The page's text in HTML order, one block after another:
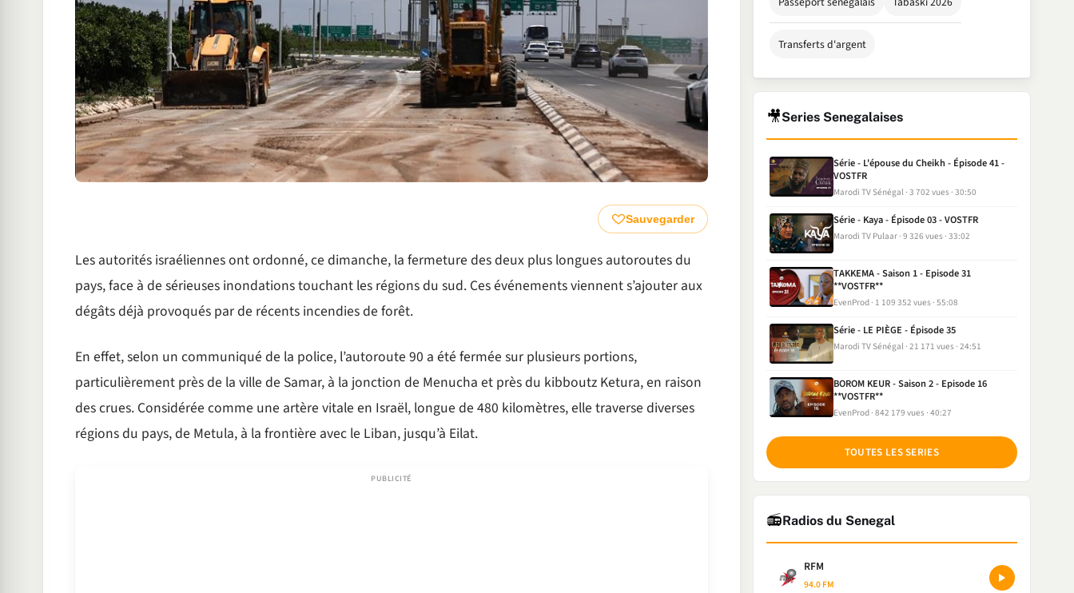
Sauvegarder
Les autorités israéliennes ont ordonné, ce dimanche, la fermeture des deux plus longues autoroutes du
pays, face à de sérieuses inondations touchant les régions du sud. Ces événements viennent s’ajouter aux
dégâts déjà provoqués par de récents incendies de forêt.
En effet, selon un communiqué de la police, l’autoroute 90 a été fermée sur plusieurs portions,
particulièrement près de la ville de Samar, à la jonction de Menucha et près du kibboutz Ketura, en raison
des crues. Considérée comme une artère vitale en Israël, longue de 480 kilomètres, elle traverse diverses
régions du pays, de Metula, à la frontière avec le Liban, jusqu’à Eilat.
Transferts d'argent
🎥Series Senegalaises
Série - L'épouse du Cheikh - Épisode 41 -
VOSTFR
Marodi TV Sénégal 3 702 vues 30:50
Série - Kaya - Épisode 03 - VOSTFR
Marodi TV Pulaar 9 326 vues 33:02
TAKKEMA - Saison 1 - Episode 31
**VOSTFR**
EvenProd 1 109 352 vues 55:08
Série - LE PIÈGE - Épisode 35
Marodi TV Sénégal 21 171 vues 24:51
BOROM KEUR - Saison 2 - Episode 16
**VOSTFR**
EvenProd 842 179 vues 40:27
TOUTES LES SERIES
📻Radios du Senegal
RFM
94.0 FM